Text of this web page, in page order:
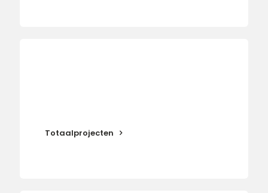
Totaalprojecten